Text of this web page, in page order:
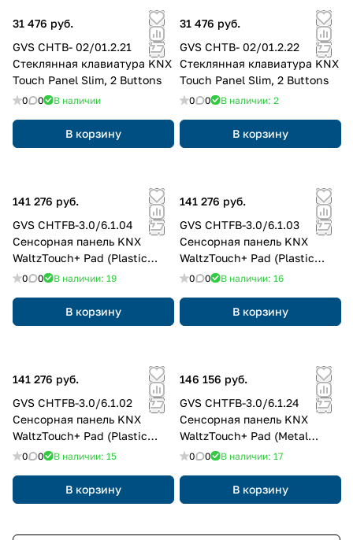
31 476 руб.
GVS CHTB- 02/01.2.21
Стеклянная клавиатура KNX
Touch Panel Slim, 2 Buttons
0 0 В наличии
В корзину
31 476 руб.
GVS CHTB- 02/01.2.22
Стеклянная клавиатура KNX
Touch Panel Slim, 2 Buttons
0 0 В наличии: 2
В корзину
141 276 руб.
GVS CHTFB-3.0/6.1.04
Cенсорная панель KNX
WaltzTouch+ Pad (Plastic
Button)
0 0 В наличии: 19
В корзину
141 276 руб.
GVS CHTFB-3.0/6.1.03
Cенсорная панель KNX
WaltzTouch+ Pad (Plastic
Button)
0 0 В наличии: 16
В корзину
141 276 руб.
GVS CHTFB-3.0/6.1.02
Cенсорная панель KNX
WaltzTouch+ Pad (Plastic
Button)
0 0 В наличии: 15
В корзину
146 156 руб.
GVS CHTFB-3.0/6.1.24
Cенсорная панель KNX
WaltzTouch+ Pad (Metal
Button)
0 0 В наличии: 17
В корзину